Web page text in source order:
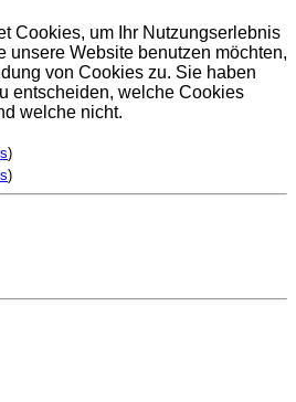
Cookies, um Ihr Nutzungserlebnis
unsere Website benutzen möchten,
von Cookies zu. Sie haben
entscheiden, welche Cookies
welche nicht.
)
)